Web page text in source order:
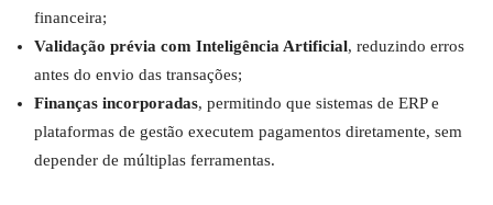
financeira;
Validação prévia com Inteligência Artificial, reduzindo erros
antes do envio das transações;
Finanças incorporadas, permitindo que sistemas de ERP e
plataformas de gestão executem pagamentos diretamente, sem
depender de múltiplas ferramentas.